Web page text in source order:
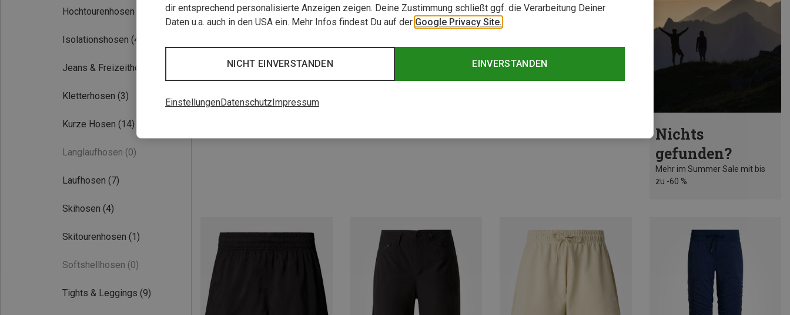
Hochtourenhosen
Isolationshosen (4)
Jeans & Freizeithosen
Kletterhosen (3)
Kurze Hosen (14)
Langlaufhosen (0)
Laufhosen (7)
Skihosen (4)
Skitourenhosen (1)
Softshellhosen (0)
Tights & Leggings (9)
Nichts
gefunden?
Mehr im Summer Sale mit bis
zu -60 %
dir entsprechend personalisierte Anzeigen zeigen. Deine Zustimmung schließt ggf. die Verarbeitung Deiner
Daten u.a. auch in den USA ein. Mehr Infos findest Du auf der Google Privacy Site.
EINVERSTANDEN
NICHT EINVERSTANDEN
EinstellungenDatenschutzImpressum